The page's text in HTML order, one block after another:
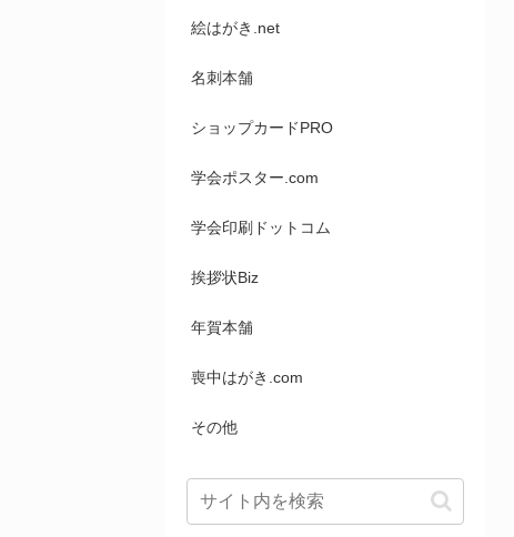
絵はがき.net
名刺本舗
ショップカードPRO
学会ポスター.com
学会印刷ドットコム
挨拶状Biz
年賀本舗
喪中はがき.com
その他